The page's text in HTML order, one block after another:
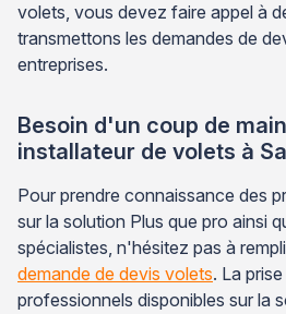
volets, vous devez faire appel à
transmettons les demandes de
entreprises.
Besoin d'un coup de
installateur de volets à
Pour prendre connaissance des
sur la solution Plus que pro ainsi
spécialistes, n'hésitez pas à
demande de devis volets. La
professionnels disponibles sur la